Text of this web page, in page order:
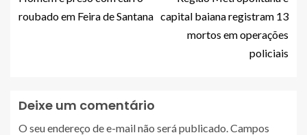
roubado em Feira de Santana capital baiana registram 13
mortos em operações
policiais
Deixe um comentário
O seu endereço de e-mail não será publicado. Campos